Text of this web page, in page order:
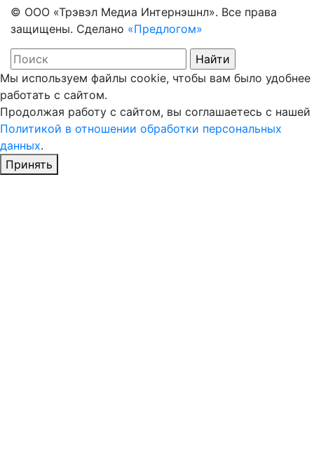
© ООО «Трэвэл Медиа Интернэшнл». Все права
защищены. Сделано «Предлогом»
Мы используем файлы cookie, чтобы вам было удобнее
работать с сайтом.
Продолжая работу с сайтом, вы соглашаетесь с нашей
Политикой в отношении обработки персональных
данных.
Принять